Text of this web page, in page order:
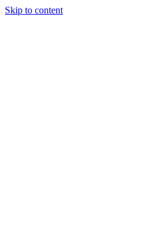
Skip to content